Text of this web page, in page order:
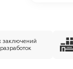
заключений